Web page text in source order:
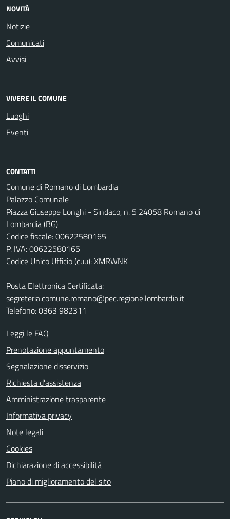
NOVITÀ
Notizie
Comunicati
Avvisi
VIVERE IL COMUNE
Luoghi
Eventi
CONTATTI
Comune di Romano di Lombardia
Palazzo Comunale
Piazza Giuseppe Longhi - Sindaco, n. 5 24058 Romano di
Lombardia (BG)
Codice fiscale: 00622580165
P. IVA: 00622580165
Codice Unico Ufficio (cuu): XMRWNK
Posta Elettronica Certificata:
segreteria.comune.romano@pec.regione.lombardia.it
Telefono: 0363 982311
Leggi le FAQ
Prenotazione appuntamento
Segnalazione disservizio
Richiesta d'assistenza
Amministrazione trasparente
Informativa privacy
Note legali
Cookies
Dichiarazione di accessibilità
Piano di miglioramento del sito